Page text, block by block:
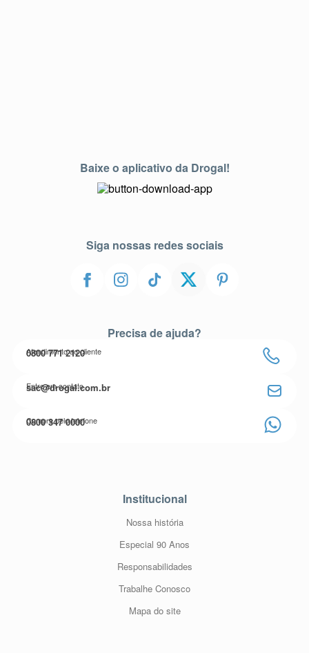
Baixe o aplicativo da Drogal!
Siga nossas redes sociais
Precisa de ajuda?
Atendimento ao cliente
0800 771 2120
Entre em contato
sac@drogal.com.br
Compre pelo telefone
0800 347 0000
Institucional
Nossa história
Especial 90 Anos
Responsabilidades
Trabalhe Conosco
Mapa do site